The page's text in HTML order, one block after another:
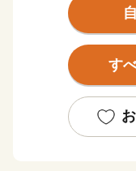
たが、関西国際空
に、商業・サービ
関空によるインパ
結ぶ玄関都市とし
す